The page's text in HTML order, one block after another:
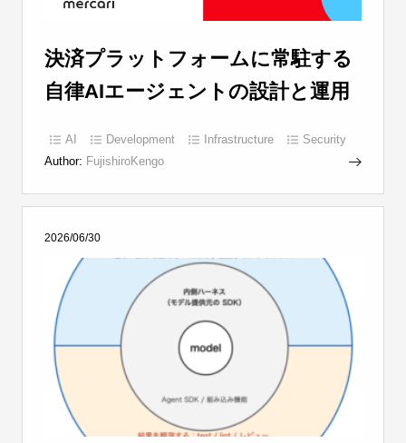
決済プラットフォームに常駐する
自律AIエージェントの設計と運用
AI Development Infrastructure
Security
Author: FujishiroKengo
2026/06/30